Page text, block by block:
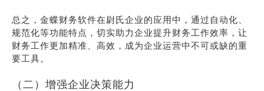
总之，金蝶财务软件在尉氏企业的应用中，通过自动化、
规范化等功能特点，切实助力企业提升财务工作效率，让
财务工作更加精准、高效，成为企业运营中不可或缺的重
要工具。
（二）增强企业决策能力